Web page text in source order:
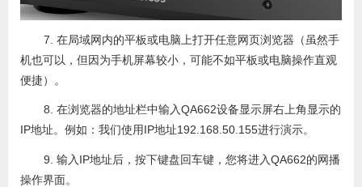
7. 在局域网内的平板或电脑上打开任意网页浏览器（虽然手
机也可以，但因为手机屏幕较小，可能不如平板或电脑操作直观
便捷）
。
8. 在浏览器的地址栏中输入QA662设备显示屏右上角显示的
IP地址。例如：我们使用IP地址192.168.50.155进行演示。
9. 输入IP地址后，按下键盘回车键，您将进入QA662的网播
操作界面。